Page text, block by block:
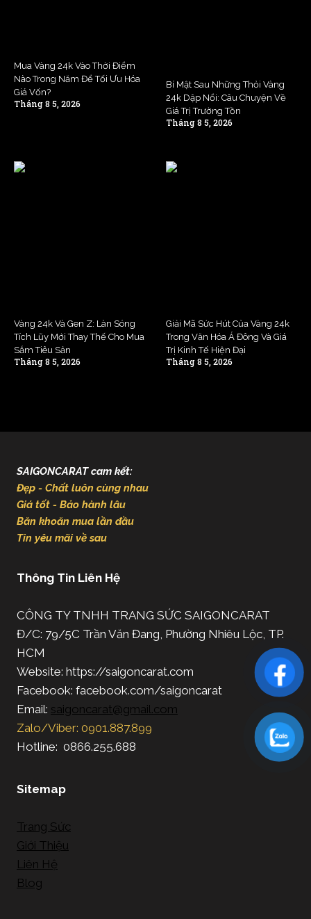
Mua Vàng 24k Vào Thời Điểm
Nào Trong Năm Để Tối Ưu Hóa
Giá Vốn?
Tháng 8 5, 2026
Bí Mật Sau Những Thỏi Vàng
24k Dập Nổi: Câu Chuyện Về
Giá Trị Trường Tồn
Tháng 8 5, 2026
Vàng 24k Và Gen Z: Làn Sóng
Tích Lũy Mới Thay Thế Cho Mua
Sắm Tiêu Sản
Tháng 8 5, 2026
Giải Mã Sức Hút Của Vàng 24k
Trong Văn Hóa Á Đông Và Giá
Trị Kinh Tế Hiện Đại
Tháng 8 5, 2026
SAIGONCARAT cam kết:
Đẹp - Chất luôn cùng nhau
Giá tốt - Bảo hành lâu
Băn khoăn mua lần đầu
Tin yêu mãi về sau
Thông Tin Liên Hệ
CÔNG TY TNHH TRANG SỨC SAIGONCARAT
Đ/C: 79/5C Trần Văn Đang, Phường Nhiêu Lộc, TP.
HCM
Website: https://saigoncarat.com
Facebook: facebook.com/saigoncarat
Email: saigoncarat@gmail.com
Zalo/Viber: 0901.887.899
Hotline: 0866.255.688
Sitemap
Trang Sức
Giới Thiệu
Liên Hệ
Blog